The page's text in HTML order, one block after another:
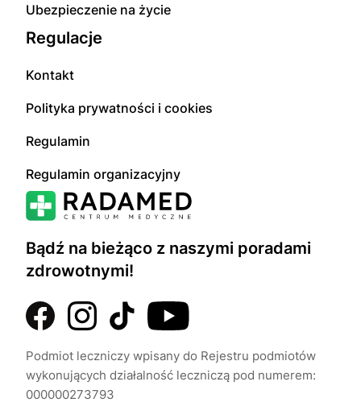
Bądź na bieżąco z naszymi poradami
zdrowotnymi!
Podmiot leczniczy wpisany do Rejestru podmiotów
wykonujących działalność leczniczą pod numerem:
000000273793
Ubezpieczenie na życie
Regulacje
Kontakt
Polityka prywatności i cookies
Regulamin
Regulamin organizacyjny